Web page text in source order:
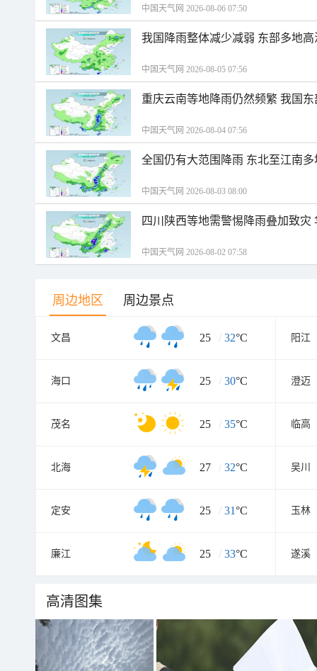
中国天气网 2026-08-06 07:50
我国降雨整体减少减弱 东部多地
中国天气网 2026-08-05 07:56
重庆云南等地降雨仍然频繁 我国
中国天气网 2026-08-04 07:56
全国仍有大范围降雨 东北至江南
中国天气网 2026-08-03 08:00
四川陕西等地需警惕降雨叠加致
中国天气网 2026-08-02 07:58
周边地区 周边景点
文昌 25 / 32°C 阳江
海口 25 / 30°C 澄迈
茂名 25 / 35°C 临高
北海 27 / 32°C 吴川
定安 25 / 31°C 玉林
廉江 25 / 33°C 遂溪
高清图集